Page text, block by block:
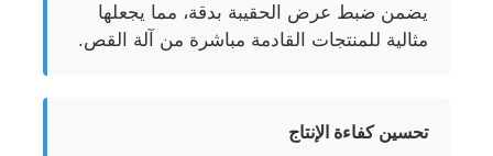
آلة وضع الأسلاك
يضمن ضبط عرض الحقيبة بدقة، مما يجعلها
مثالية للمنتجات القادمة مباشرة من آلة القص.
تحسين كفاءة الإنتاج